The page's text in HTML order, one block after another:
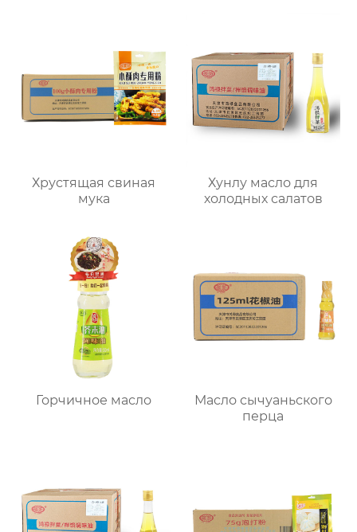
Хрустящая свиная
мука
Хунлу масло для
холодных салатов
Горчичное масло
Масло сычуаньского
перца